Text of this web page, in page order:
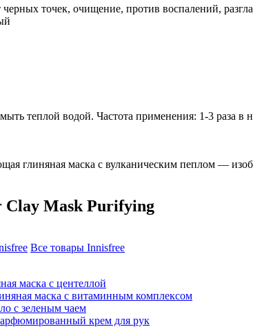
черных точек, очищение, против воспалений,
теплой водой. Частота применения: 1-3 раза в
Clay Mask Purifying
Все товары Innisfree
маска с центеллой
маска с витаминным комплексом
с зеленым чаем
крем для рук